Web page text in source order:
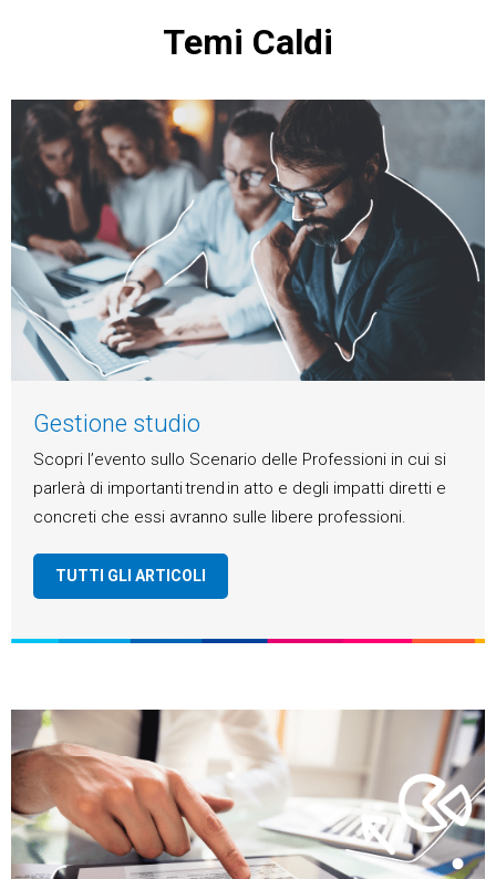
Temi Caldi
Gestione studio
Scopri l’evento sullo Scenario delle Professioni in cui si
parlerà di importanti trend in atto e degli impatti diretti e
concreti che essi avranno sulle libere professioni.
TUTTI GLI ARTICOLI